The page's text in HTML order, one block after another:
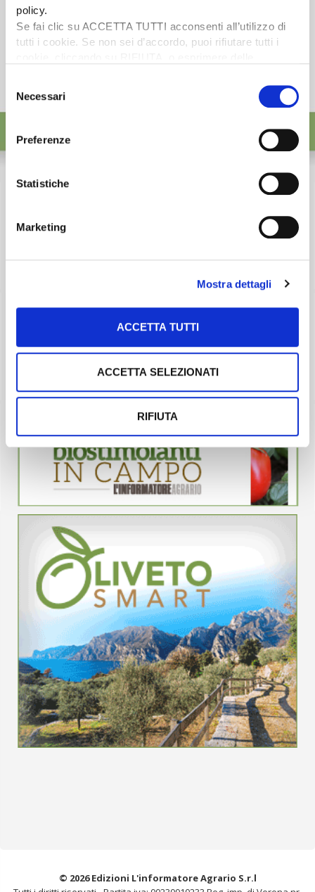
policy.
Se fai clic su ACCETTA TUTTI acconsenti all’utilizzo di
tutti i cookie. Se non sei d’accordo, puoi rifiutare tutti i
desideri accettare e cliccando ACCETTA SELEZIONATI.
del
consenso
Necessari
Preferenze
Statistiche
Marketing
Mostra dettagli
ACCETTA TUTTI
ACCETTA SELEZIONATI
RIFIUTA
© 2026 Edizioni L'informatore Agrario S.r.l